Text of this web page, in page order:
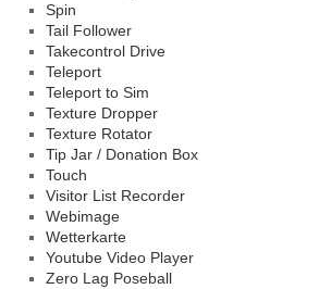
Spin
Tail Follower
Takecontrol Drive
Teleport
Teleport to Sim
Texture Dropper
Texture Rotator
Tip Jar / Donation Box
Touch
Visitor List Recorder
Webimage
Wetterkarte
Youtube Video Player
Zero Lag Poseball